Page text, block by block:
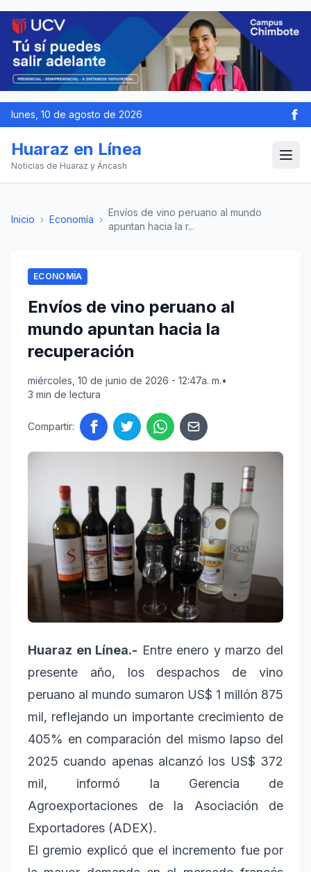
lunes, 10 de agosto de 2026
Huaraz en Línea
Noticias de Huaraz y Áncash
Inicio › Economía ›
Envíos de vino peruano al mundo
apuntan hacia la r...
ECONOMÍA
Envíos de vino peruano al
mundo apuntan hacia la
recuperación
miércoles, 10 de junio de 2026 - 12:47a. m.•
3 min de lectura
Compartir:
Huaraz en Línea.- Entre enero y marzo del
presente año, los despachos de vino
peruano al mundo sumaron US$ 1 millón 875
mil, reflejando un importante crecimiento de
405% en comparación del mismo lapso del
2025 cuando apenas alcanzó los US$ 372
mil, informó la Gerencia de
Agroexportaciones de la Asociación de
Exportadores (ADEX).
El gremio explicó que el incremento fue por